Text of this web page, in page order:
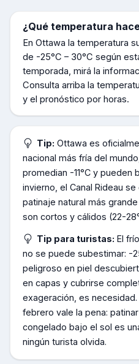
¿Qué temperatura
En Ottawa la temperatura
de -25°C – 30°C según
temporada, mirá la
Consulta arriba la
y el pronóstico por horas.
Tip: Ottawa es
nacional más fría del
promedian -11°C y pueden
invierno, el Canal Rideau
patinaje natural más
son cortos y cálidos (22-
Tip para turistas: El
no se puede subestimar: -
peligroso en piel
en capas y cubrirse
exageración, es
febrero vale la pena:
congelado bajo el sol es
ningún turista olvida.